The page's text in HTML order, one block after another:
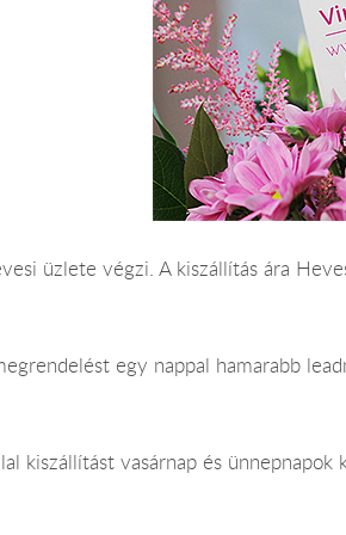
üzlete végzi. A kiszállítás ára
egy nappal hamarabb
kiszállítást vasárnap és ünnepnapok